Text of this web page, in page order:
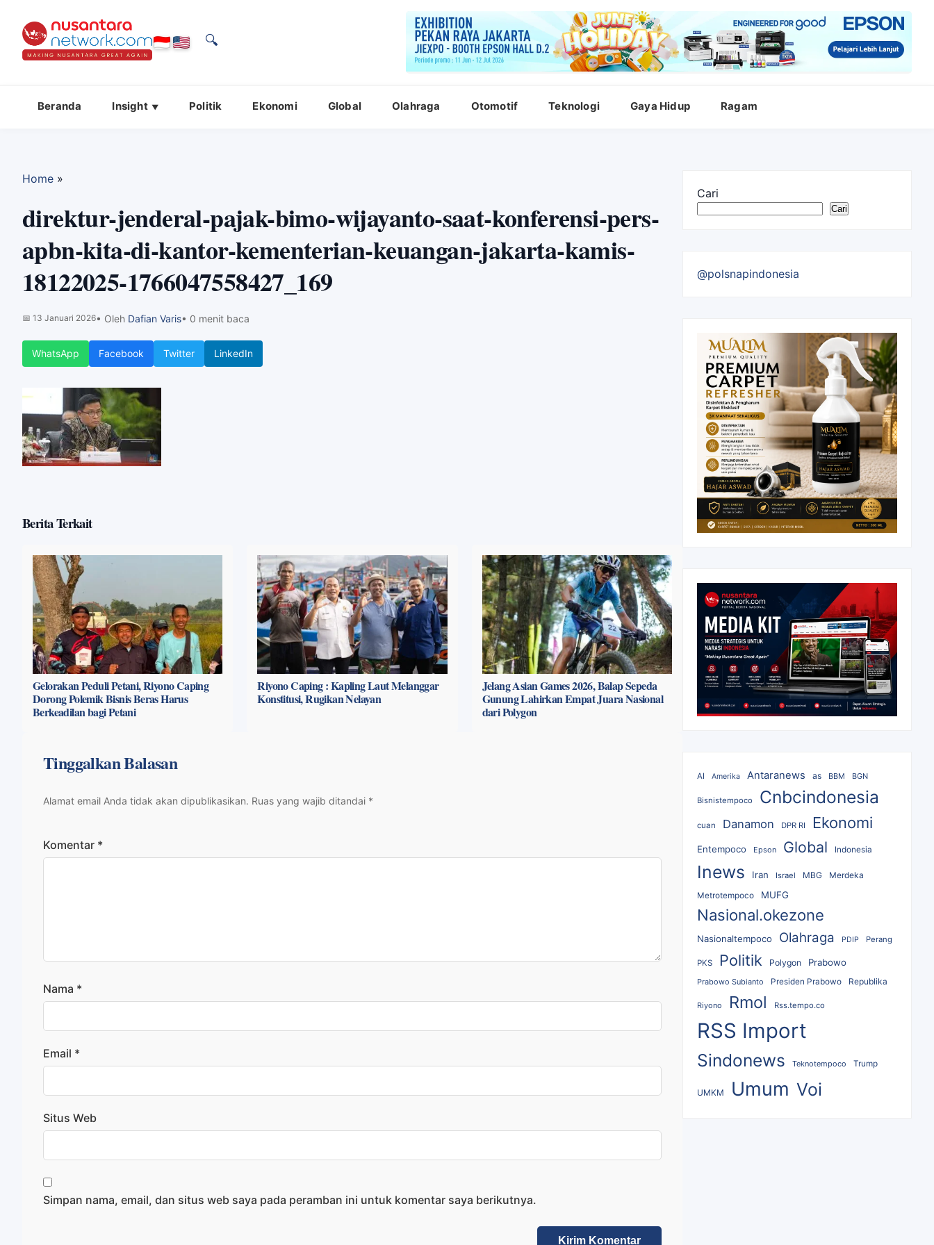
🔍
Beranda Insight Politik Ekonomi Global Olahraga Otomotif Teknologi Gaya Hidup Ragam
Home »
direktur-jenderal-pajak-bimo-wijayanto-saat-konferensi-pers-
apbn-kita-di-kantor-kementerian-keuangan-jakarta-kamis-
18122025-1766047558427_169
📅 13 Januari 2026• Oleh Dafian Varis• 0 menit baca
WhatsApp Facebook Twitter LinkedIn
Berita Terkait
Gelorakan Peduli Petani, Riyono Caping
Dorong Polemik Bisnis Beras Harus
Berkeadilan bagi Petani
Riyono Caping : Kapling Laut Melanggar
Konstitusi, Rugikan Nelayan
Jelang Asian Games 2026, Balap Sepeda
Gunung Lahirkan Empat Juara Nasional
dari Polygon
Tinggalkan Balasan
Alamat email Anda tidak akan dipublikasikan. Ruas yang wajib ditandai *
Komentar *
Nama *
Email *
Situs Web
Simpan nama, email, dan situs web saya pada peramban ini untuk komentar saya berikutnya.
Cari
Cari
@polsnapindonesia
AI Amerika Antaranews as BBM BGN
Bisnistempoco Cnbcindonesia
cuan Danamon DPR RI Ekonomi
Entempoco Epson Global Indonesia
Inews Iran Israel MBG Merdeka
Metrotempoco MUFG
Nasional.okezone
Nasionaltempoco Olahraga PDIP Perang
PKS Politik Polygon Prabowo
Prabowo Subianto Presiden Prabowo Republika
Riyono Rmol Rss.tempo.co
RSS Import
Sindonews Teknotempoco Trump
UMKM Umum Voi